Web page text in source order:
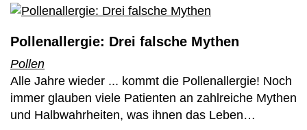
Pollenallergie: Drei falsche Mythen
Pollen
Alle Jahre wieder ... kommt die Pollenallergie! Noch
immer glauben viele Patienten an zahlreiche Mythen
und Halbwahrheiten, was ihnen das Leben…